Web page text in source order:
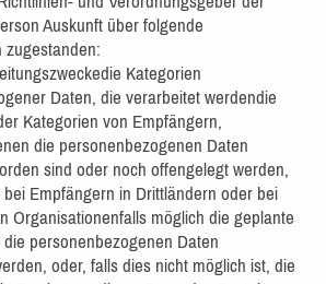
Auskunft über folgende
zugestanden:
Kategorien
Daten, die verarbeitet werdendie
Kategorien von Empfängern,
die personenbezogenen Daten
sind oder noch offengelegt werden,
Empfängern in Drittländern oder bei
Organisationenfalls möglich die geplante
personenbezogenen Daten
oder, falls dies nicht möglich ist, die